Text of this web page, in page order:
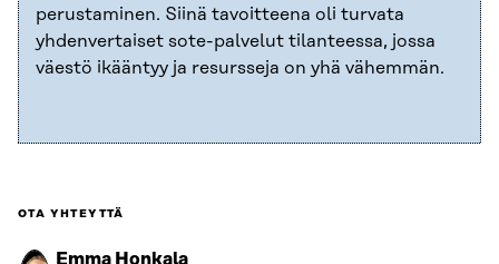
perustaminen. Siinä tavoitteena oli turvata
yhdenvertaiset sote-palvelut tilanteessa, jossa
väestö ikääntyy ja resursseja on yhä vähemmän.
OTA YHTEYTTÄ
Emma Honkala